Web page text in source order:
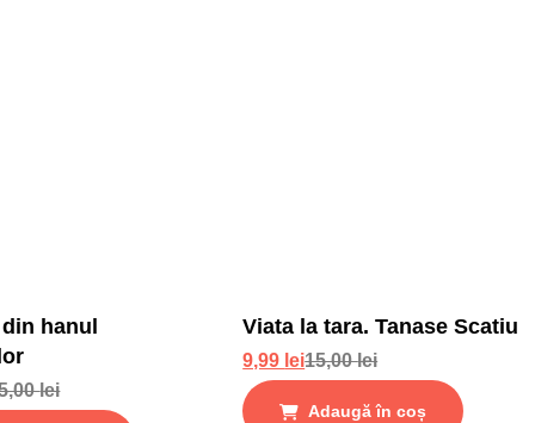
hanul
lei
Viata la tara. Tanase Scatiu
15,00lei
9,99 lei
Adaugă în coș